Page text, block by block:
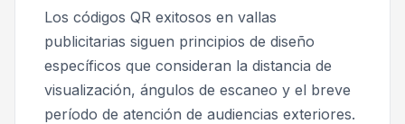
Los códigos QR exitosos en vallas
publicitarias siguen principios de diseño
específicos que consideran la distancia de
visualización, ángulos de escaneo y el breve
período de atención de audiencias exteriores.